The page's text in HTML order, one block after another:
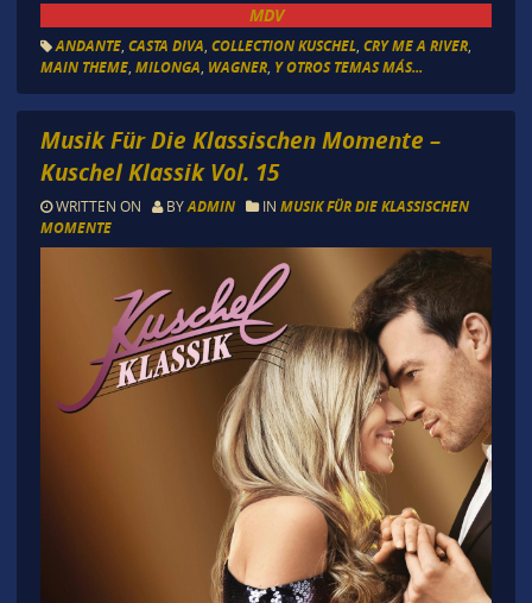
MDV
ANDANTE, CASTA DIVA, COLLECTION KUSCHEL, CRY ME A RIVER,
MAIN THEME, MILONGA, WAGNER, Y OTROS TEMAS MÁS...
Musik Für Die Klassischen Momente –
Kuschel Klassik Vol. 15
WRITTEN ON BYADMIN IN MUSIK FÜR DIE KLASSISCHEN
MOMENTE